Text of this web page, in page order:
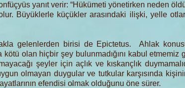
yanıt verir: “Hükümeti yönetirken neden
Büyüklerle küçükler arasındaki ilişki, yelle
gelenlerden birisi de Epictetus. Ahlak
kötü olan hiçbir şey bulunmadığını kabul
şeyler için açlık ve kıskançlık
olmayan duygular ve tutkular karşısında kişinin
efendisi olmak olduğunu öne sürer.